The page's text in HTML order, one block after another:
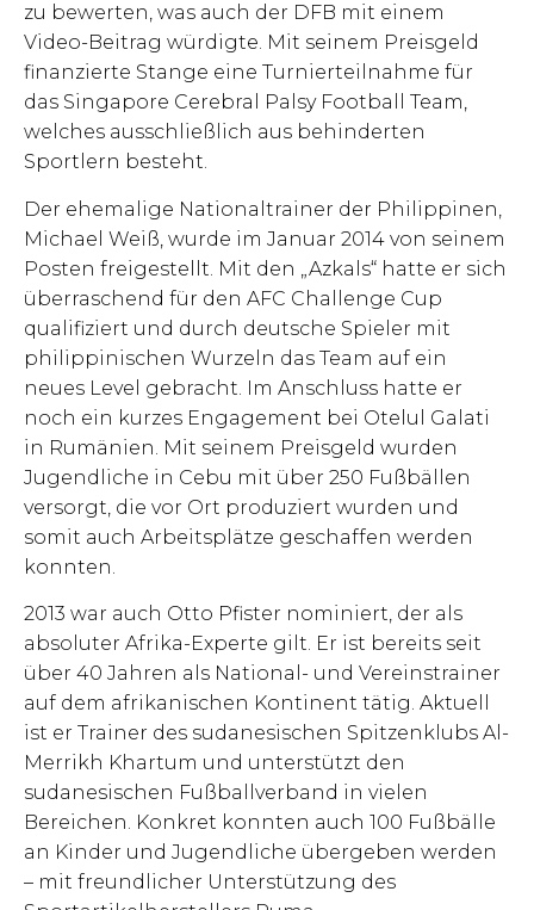
zu bewerten, was auch der DFB mit einem
Video-Beitrag würdigte. Mit seinem Preisgeld
finanzierte Stange eine Turnierteilnahme für
das Singapore Cerebral Palsy Football Team,
welches ausschließlich aus behinderten
Sportlern besteht.
Der ehemalige Nationaltrainer der Philippinen,
Michael Weiß, wurde im Januar 2014 von seinem
Posten freigestellt. Mit den „Azkals“ hatte er sich
überraschend für den AFC Challenge Cup
qualifiziert und durch deutsche Spieler mit
philippinischen Wurzeln das Team auf ein
neues Level gebracht. Im Anschluss hatte er
noch ein kurzes Engagement bei Otelul Galati
in Rumänien. Mit seinem Preisgeld wurden
Jugendliche in Cebu mit über 250 Fußbällen
versorgt, die vor Ort produziert wurden und
somit auch Arbeitsplätze geschaffen werden
konnten.
2013 war auch Otto Pfister nominiert, der als
absoluter Afrika-Experte gilt. Er ist bereits seit
über 40 Jahren als National- und Vereinstrainer
auf dem afrikanischen Kontinent tätig. Aktuell
ist er Trainer des sudanesischen Spitzenklubs Al-
Merrikh Khartum und unterstützt den
sudanesischen Fußballverband in vielen
Bereichen. Konkret konnten auch 100 Fußbälle
an Kinder und Jugendliche übergeben werden
– mit freundlicher Unterstützung des